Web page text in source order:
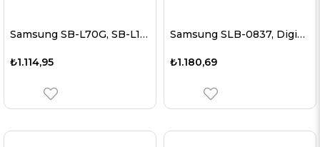
Samsung SB-L70G, SB-L110G, SC-D5 için uygun AccuCell şarj cihazı
₺1.114,95
Samsung SLB-0837, Digimax L50 için uygun hızlı şarj cihazı
₺1.180,69